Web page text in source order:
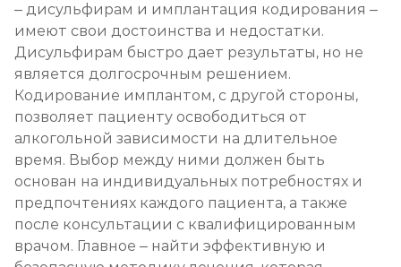
– дисульфирам и имплантация кодирования –
имеют свои достоинства и недостатки.
Дисульфирам быстро дает результаты, но не
является долгосрочным решением.
Кодирование имплантом, с другой стороны,
позволяет пациенту освободиться от
алкогольной зависимости на длительное
время. Выбор между ними должен быть
основан на индивидуальных потребностях и
предпочтениях каждого пациента, а также
после консультации с квалифицированным
врачом. Главное – найти эффективную и